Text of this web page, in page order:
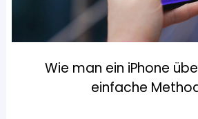
Wie man ein iPhone
einfache